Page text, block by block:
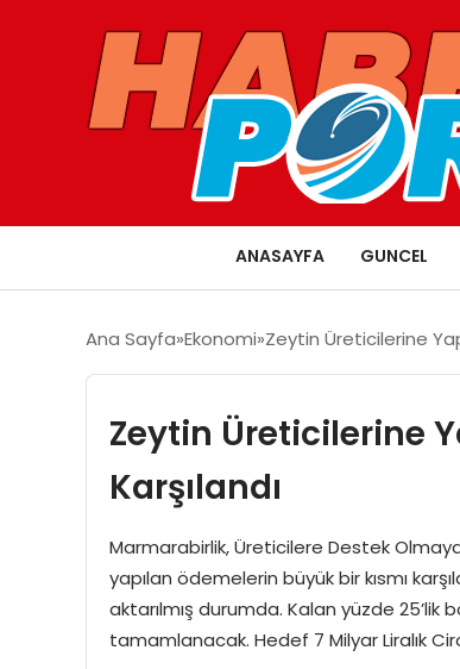
ANASAYFA GUNCEL
Ana Sayfa Ekonomi Zeytin Üreticilerine
Zeytin Üreticilerine
Karşılandı
Marmarabirlik, Üreticilere Destek
yapılan ödemelerin büyük bir kısmı
aktarılmış durumda. Kalan yüzde
tamamlanacak. Hedef 7 Milyar Liralık